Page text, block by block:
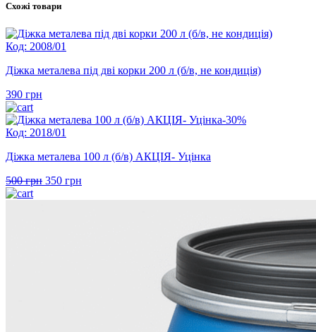
Схожі товари
Код: 2008/01
Діжка металева під дві корки 200 л (б/в, не кондиція)
390 грн
-30%
Код: 2018/01
Діжка металева 100 л (б/в) АКЦІЯ- Уцінка
500грн Оригінальна
350 грн